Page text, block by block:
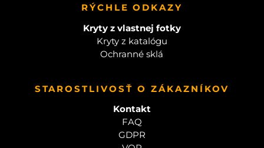
RÝCHLE ODKAZY
Kryty z vlastnej fotky
Kryty z katalógu
Ochranné sklá
STAROSTLIVOSŤ O ZÁKAZNÍKOV
Kontakt
FAQ
GDPR